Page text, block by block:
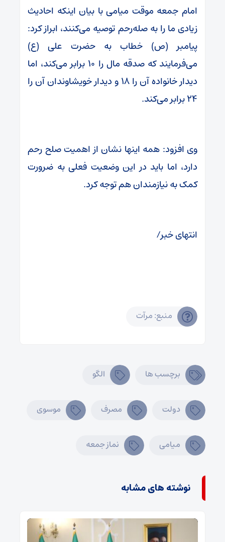
امام جمعه موقت میامی با بیان اینکه احادیث
زیادی ما را به صله‌رحم توصیه می‌کنند، ابراز کرد:
پیامبر (ص) خطاب به حضرت علی (ع)
می‌فرمایند که صدقه مال را ۱۰ برابر می‌کند، اما
دیدار خانواده آن را ۱۸ و دیدار خویشاوندان آن را
۲۴ برابر می‌کند.
وی افزود: همه اینها نشان از اهمیت صلح رحم
دارد، اما باید در این وضعیت فعلی به ضرورت
کمک به نیازمندان هم توجه کرد.
انتهای خبر/
منبع: مرآت
برچسب ها الگو
دولت مصرف موسوی
میامی نماز جمعه
نوشته های مشابه